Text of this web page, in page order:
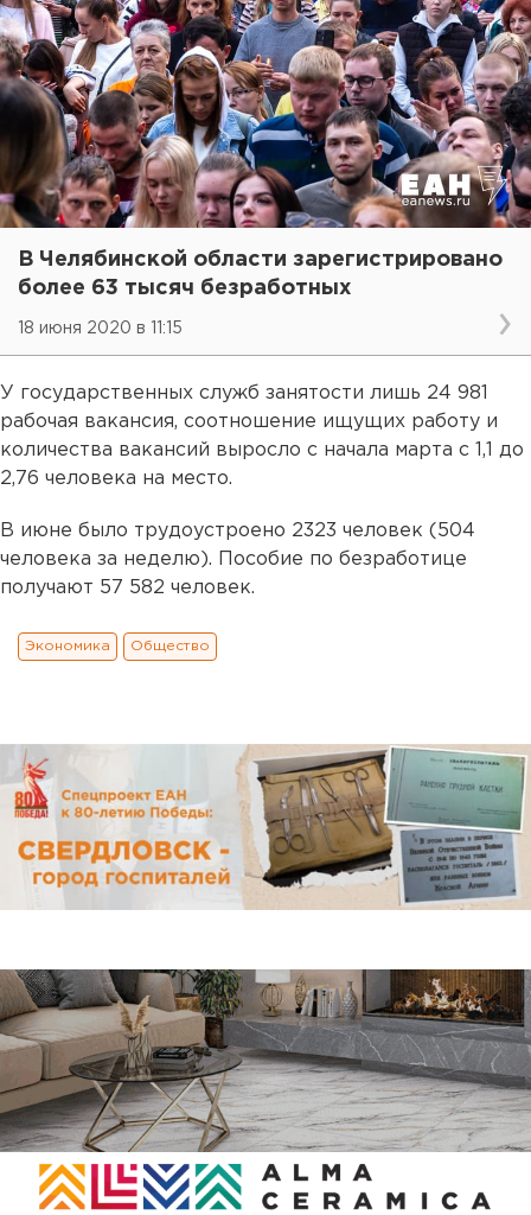
В Челябинской области зарегистрировано
более 63 тысяч безработных
18 июня 2020 в 11:15
У государственных служб занятости лишь 24 981
рабочая вакансия, соотношение ищущих работу и
количества вакансий выросло с начала марта с 1,1 до
2,76 человека на место.
В июне было трудоустроено 2323 человек (504
человека за неделю). Пособие по безработице
получают 57 582 человек.
Экономика Общество